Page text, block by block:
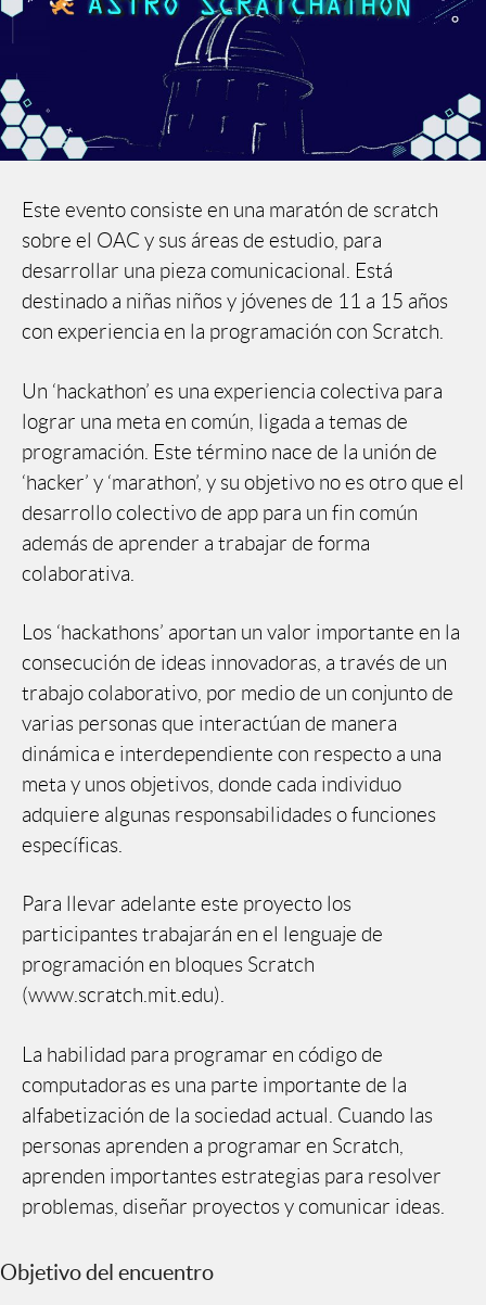
Este evento consiste en una maratón de scratch
sobre el OAC y sus áreas de estudio, para
desarrollar una pieza comunicacional. Está
destinado a niñas niños y jóvenes de 11 a 15 años
con experiencia en la programación con Scratch.
Un ‘hackathon’ es una experiencia colectiva para
lograr una meta en común, ligada a temas de
programación. Este término nace de la unión de
‘hacker’ y ‘marathon’, y su objetivo no es otro que el
desarrollo colectivo de app para un fin común
además de aprender a trabajar de forma
colaborativa.
Los ‘hackathons’ aportan un valor importante en la
consecución de ideas innovadoras, a través de un
trabajo colaborativo, por medio de un conjunto de
varias personas que interactúan de manera
dinámica e interdependiente con respecto a una
meta y unos objetivos, donde cada individuo
adquiere algunas responsabilidades o funciones
específicas.
Para llevar adelante este proyecto los
participantes trabajarán en el lenguaje de
programación en bloques Scratch
(www.scratch.mit.edu).
La habilidad para programar en código de
computadoras es una parte importante de la
alfabetización de la sociedad actual. Cuando las
personas aprenden a programar en Scratch,
aprenden importantes estrategias para resolver
problemas, diseñar proyectos y comunicar ideas.
Objetivo del encuentro